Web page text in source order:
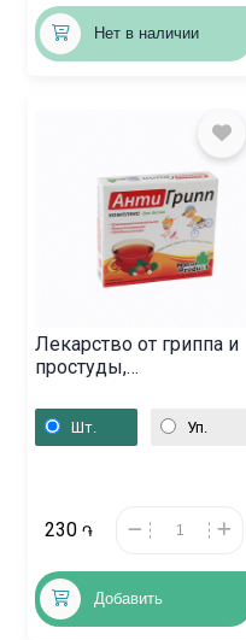
Нет в наличии
Лекарство от гриппа и
простуды,
«Анти Грипп»,
Հայաստան
Шт. Уп.
230 ֏
Добавить